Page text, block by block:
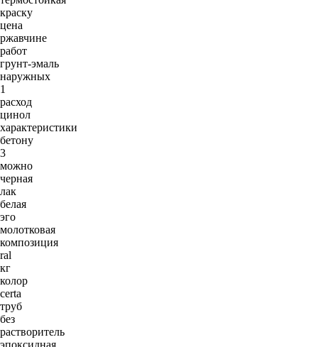
краску
цена
ржавчине
работ
грунт-эмаль
наружных
1
расход
цинол
характеристики
бетону
3
можно
черная
лак
белая
эго
молотковая
композиция
ral
кг
колор
certa
труб
без
растворитель
эпоксидная